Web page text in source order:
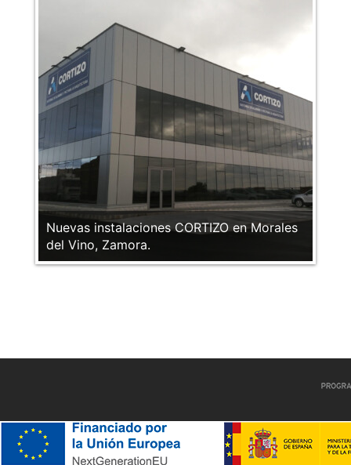
Nuevas instalaciones CORTIZO en Morales
del Vino, Zamora.